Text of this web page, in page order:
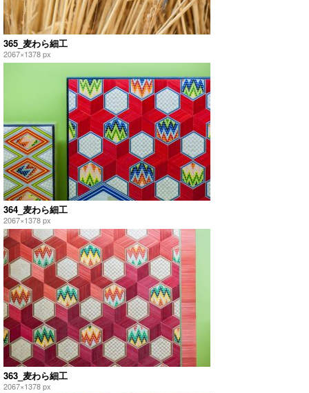
365_麦わら細工
2067×1378 px
364_麦わら細工
2067×1378 px
363_麦わら細工
2067×1378 px